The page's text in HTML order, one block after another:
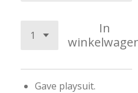
In
Gave playsuit.